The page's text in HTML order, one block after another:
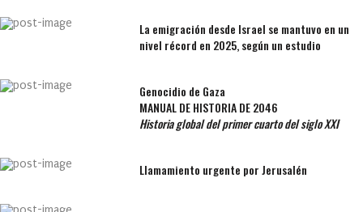
La emigración desde Israel se mantuvo en un
nivel récord en 2025, según un estudio
Genocidio de Gaza
MANUAL DE HISTORIA DE 2046
Historia global del primer cuarto del siglo XXI
Llamamiento urgente por Jerusalén